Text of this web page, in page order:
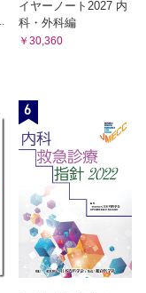
イヤーノート2027 内
科・外科編
￥30,360
6